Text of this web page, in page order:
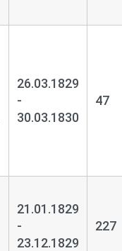
26.03.1829
-
30.03.1830
47
21.01.1829
-
23.12.1829
227